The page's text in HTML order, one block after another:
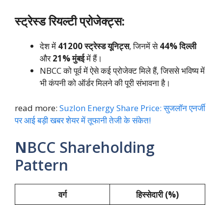
स्ट्रेस्ड रियल्टी प्रोजेक्ट्स:
देश में 41200 स्ट्रेस्ड यूनिट्स, जिनमें से44% दिल्ली
और21% मुंबईमें हैं।
NBCC को पूर्व में ऐसे कई प्रोजेक्ट मिले हैं, जिससे भविष्य में
भी कंपनी को ऑर्डर मिलने की पूरी संभावना है।
read more: Suzlon Energy Share Price: सुजलॉन एनर्जी
पर आई बड़ी खबर शेयर में तूफानी तेजी के संकेत!
NBCC Shareholding
Pattern
वर्ग
हिस्सेदारी (%)